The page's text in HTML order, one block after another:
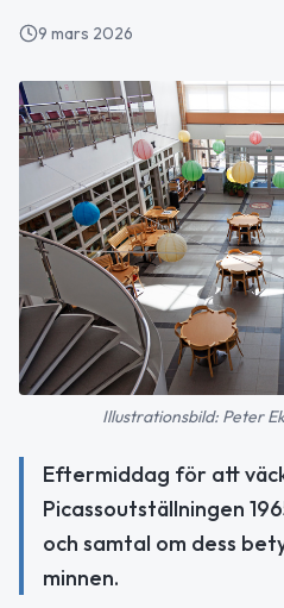
9 mars 2026
Illustrationsbild: Peter
Eftermiddag för att
Picassoutställningen
och samtal om dess
minnen.